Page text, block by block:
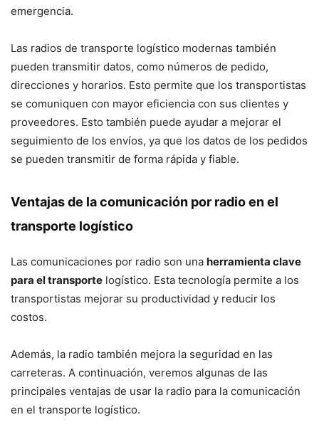
emergencia.
Las radios de transporte logístico modernas también
pueden transmitir datos, como números de pedido,
direcciones y horarios. Esto permite que los transportistas
se comuniquen con mayor eficiencia con sus clientes y
proveedores. Esto también puede ayudar a mejorar el
seguimiento de los envíos, ya que los datos de los pedidos
se pueden transmitir de forma rápida y fiable.
Ventajas de la comunicación por radio en el
transporte logístico
Las comunicaciones por radio son una herramienta clave
para el transporte logístico. Esta tecnología permite a los
transportistas mejorar su productividad y reducir los
costos.
Además, la radio también mejora la seguridad en las
carreteras. A continuación, veremos algunas de las
principales ventajas de usar la radio para la comunicación
en el transporte logístico.